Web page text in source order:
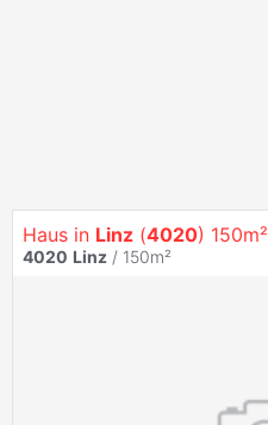
Haus in Linz (4020) 150m²
4020 Linz / 150m²